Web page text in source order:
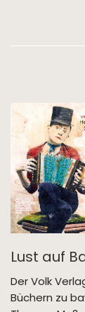
Lust auf
Der Volk
Büchern zu